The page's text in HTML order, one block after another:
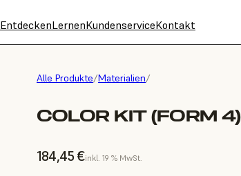
EntdeckenLernenKundenserviceKontakt
Alle Produkte/Materialien/
COLOR KIT (FORM 4)
184,45 €inkl. 19 % MwSt.